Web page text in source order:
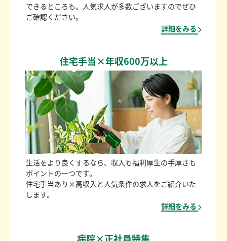
できるところも。人気求人が多数ございますのでぜひ
ご確認ください。
詳細をみる
住宅手当×年収600万以上
生活をより良くするなら、収入も福利厚生の手厚さも
ポイントの一つです。
住宅手当あり×高収入と人気条件の求人をご紹介いた
します。
詳細をみる
病院×正社員特集